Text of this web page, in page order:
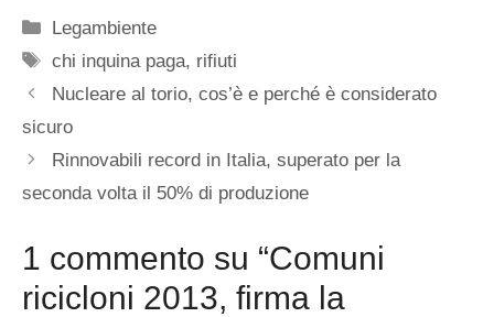
Categorie
Legambiente
Tag
chi inquina paga, rifiuti
Nucleare al torio, cos’è e perché è considerato
sicuro
Rinnovabili record in Italia, superato per la
seconda volta il 50% di produzione
1 commento su “Comuni
ricicloni 2013, firma la